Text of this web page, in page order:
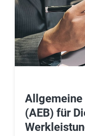
Allgemeine
(AEB) für